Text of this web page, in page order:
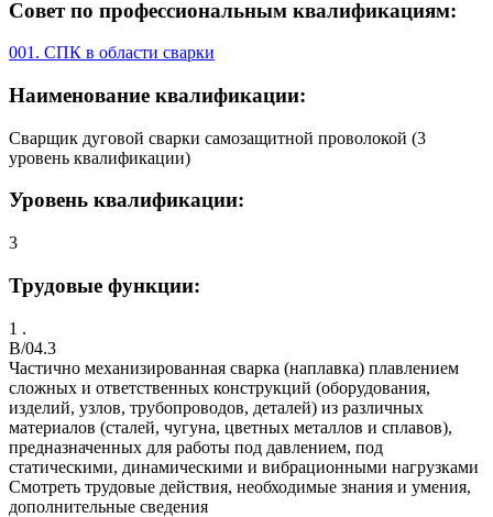
Совет по профессиональным квалификациям:
001. СПК в области сварки
Наименование квалификации:
Сварщик дуговой сварки самозащитной проволокой (3
уровень квалификации)
Уровень квалификации:
3
Трудовые функции:
1 .
B/04.3
Частично механизированная сварка (наплавка) плавлением
сложных и ответственных конструкций (оборудования,
изделий, узлов, трубопроводов, деталей) из различных
материалов (сталей, чугуна, цветных металлов и сплавов),
предназначенных для работы под давлением, под
статическими, динамическими и вибрационными нагрузками
Смотреть трудовые действия, необходимые знания и умения,
дополнительные сведения